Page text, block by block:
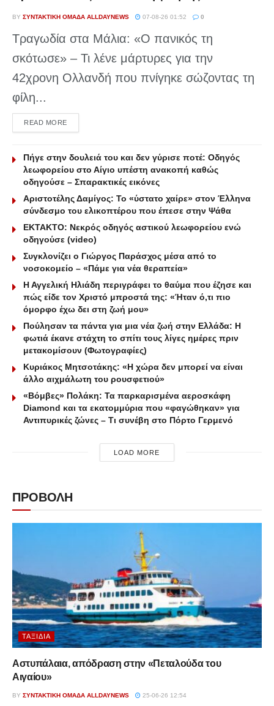
BY ΣΥΝΤΑΚΤΙΚΉ ΟΜΆΔΑ ALLDAYNEWS 07-08-26 01:52 0
Τραγωδία στα Μάλια: «Ο πανικός τη
σκότωσε» – Τι λένε μάρτυρες για την
42χρονη Ολλανδή που πνίγηκε σώζοντας τη
φίλη...
READ MOREDETAILS
Πήγε στην δουλειά του και δεν γύρισε ποτέ: Οδηγός
λεωφορείου στο Αίγιο υπέστη ανακοπή καθώς
οδηγούσε – Σπαρακτικές εικόνες
Αριστοτέλης Δαμίγος: Το «ύστατο χαίρε» στον Έλληνα
σύνδεσμο του ελικοπτέρου που έπεσε στην Ψάθα
ΕΚΤΑΚΤΟ: Νεκρός οδηγός αστικού λεωφορείου ενώ
οδηγούσε (video)
Συγκλονίζει ο Γιώργος Παράσχος μέσα από το
νοσοκομείο – «Πάμε για νέα θεραπεία»
Η Αγγελική Ηλιάδη περιγράφει το θαύμα που έζησε και
πώς είδε τον Χριστό μπροστά της: «Ήταν ό,τι πιο
όμορφο έχω δει στη ζωή μου»
Πούλησαν τα πάντα για μια νέα ζωή στην Ελλάδα: Η
φωτιά έκανε στάχτη το σπίτι τους λίγες ημέρες πριν
μετακομίσουν (Φωτογραφίες)
Κυριάκος Μητσοτάκης: «Η χώρα δεν μπορεί να είναι
άλλο αιχμάλωτη του ρουσφετιού»
«Βόμβες» Πολάκη: Τα παρκαρισμένα αεροσκάφη
Diamond και τα εκατομμύρια που «φαγώθηκαν» για
Αντιπυρικές ζώνες – Τι συνέβη στο Πόρτο Γερμενό
LOAD MORE
ΠΡΟΒΟΛΗ
ΤΑΞΊΔΙΑ
Αστυπάλαια, απόδραση στην «Πεταλούδα του
Αιγαίου»
BY ΣΥΝΤΑΚΤΙΚΉ ΟΜΆΔΑ ALLDAYNEWS 25-06-26 12:54